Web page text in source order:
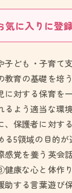
気に入りに登録
子ども・子育て
教育の基礎を培
に対する保育を
るよう適当な環
、保護者に対す
る5領域の目的
覚を養う英会
康な心と体作
する言葉遊び